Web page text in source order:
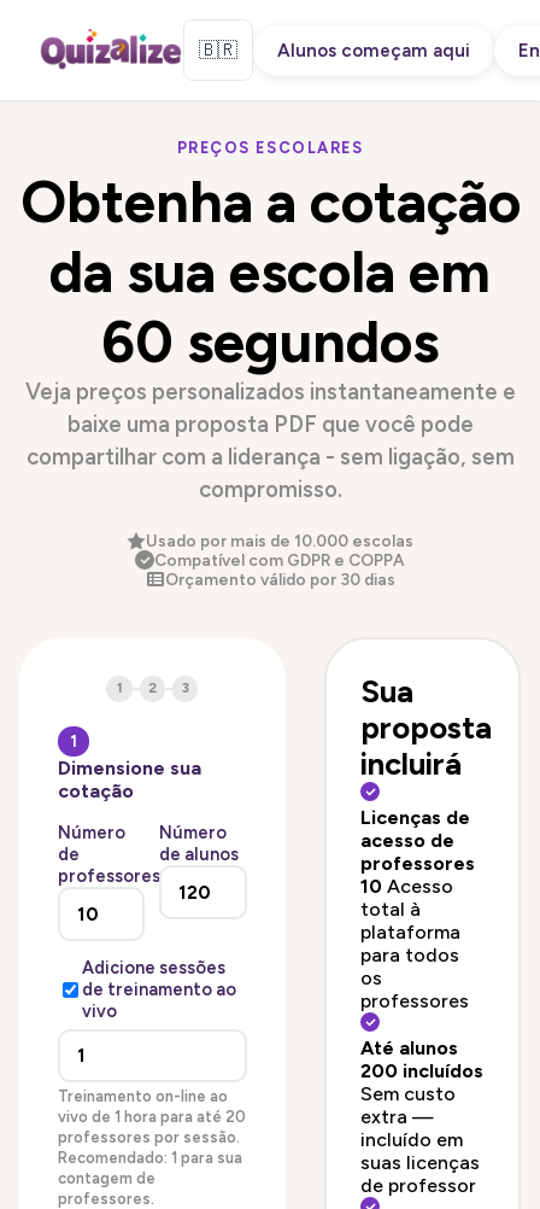
🇧🇷 Alunos começam aqui
PREÇOS ESCOLARES
Obtenha a cotação
da sua escola em
60 segundos
Veja preços personalizados instantaneamente e
baixe uma proposta PDF que você pode
compartilhar com a liderança - sem ligação, sem
compromisso.
Usado por mais de 10.000 escolas
Compatível com GDPR e COPPA
Orçamento válido por 30 dias
1 2 3
1
Dimensione sua
cotação
Número
de
professores
Número
de alunos
Adicione sessões
de treinamento ao
vivo
Treinamento on-line ao
vivo de 1 hora para até 20
professores por sessão.
Recomendado: 1 para sua
contagem de
professores.
Sua
proposta
incluirá
Licenças de
acesso de
professores
10 Acesso
total à
plataforma
para todos
os
professores
Até alunos
200 incluídos
Sem custo
extra —
incluído em
suas licenças
de professor